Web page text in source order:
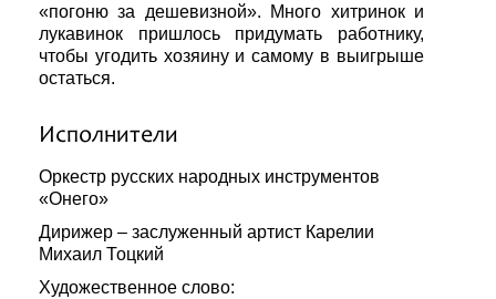
«погоню за дешевизной». Много хитринок и
лукавинок пришлось придумать работнику,
чтобы угодить хозяину и самому в выигрыше
остаться.
Исполнители
Оркестр русских народных инструментов
«Онего»
Дирижер – заслуженный артист Карелии
Михаил Тоцкий
Художественное слово: